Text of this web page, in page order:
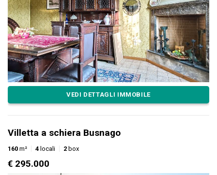
VEDI DETTAGLI IMMOBILE
Villetta a schiera Busnago
160 m² 4 locali 2 box
€ 295.000